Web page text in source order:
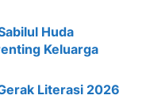
Huda
Keluarga
Literasi 2026